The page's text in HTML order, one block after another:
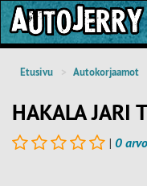
Etusivu Autokorjaamot
HAKALA JARI
| 0